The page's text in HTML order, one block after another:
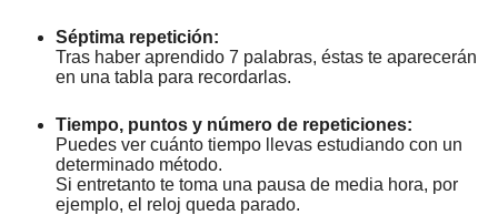
Séptima repetición:
Tras haber aprendido 7 palabras, éstas te aparecerán
en una tabla para recordarlas.
Tiempo, puntos y número de repeticiones:
Puedes ver cuánto tiempo llevas estudiando con un
determinado método.
Si entretanto te toma una pausa de media hora, por
ejemplo, el reloj queda parado.